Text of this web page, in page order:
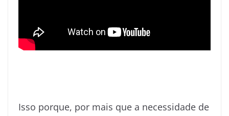
Isso porque, por mais que a necessidade de